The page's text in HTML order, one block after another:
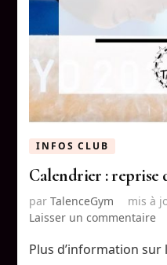
INFOS CLUB
Calendrier : reprise
parTalenceGym mis à
Laisser un commentairesur
:
Plus d’information